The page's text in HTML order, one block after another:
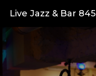
Live Jazz & Bar 845